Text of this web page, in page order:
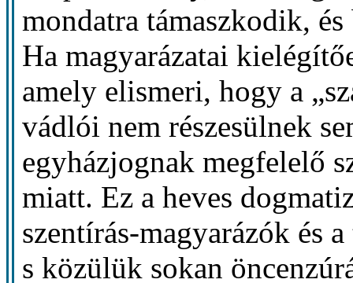
mondatra támaszkodik,
Ha magyarázatai
amely elismeri, hogy a
vádlói nem részesülnek
egyházjognak megfelelő
miatt. Ez a heves
szentírás-magyarázók és
s közülük sokan